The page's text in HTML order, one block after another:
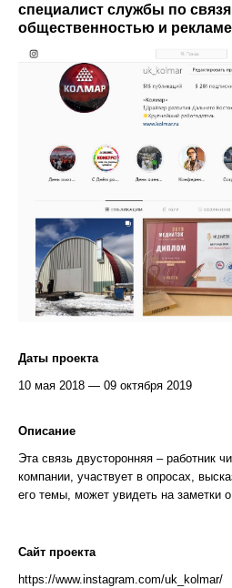
специалист службы по
общественностью и рекламе
Даты проекта
10 мая 2018 — 09 октября 2019
Описание
Эта связь двусторонняя – работник
компании, участвует в опросах,
его темы, может увидеть на заметки о
Сайт проекта
https://www.instagram.com/uk_kolmar/